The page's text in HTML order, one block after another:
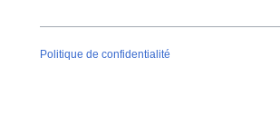
Politique de confidentialité